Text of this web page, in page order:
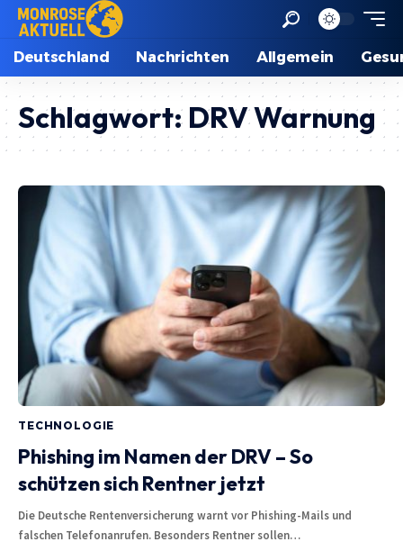
Deutschland Nachrichten Allgemein
Schlagwort: DRV Warnung
TECHNOLOGIE
Phishing im Namen der DRV – So
schützen sich Rentner jetzt
Die Deutsche Rentenversicherung warnt vor Phishing-Mails und
falschen Telefonanrufen. Besonders Rentner sollen…